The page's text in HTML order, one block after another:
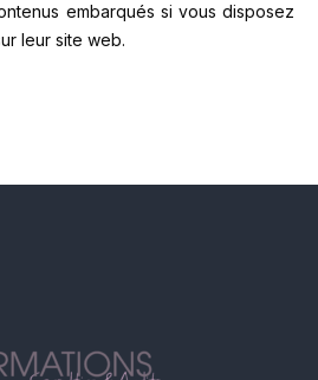
embarqués si vous disposez
leur site web.